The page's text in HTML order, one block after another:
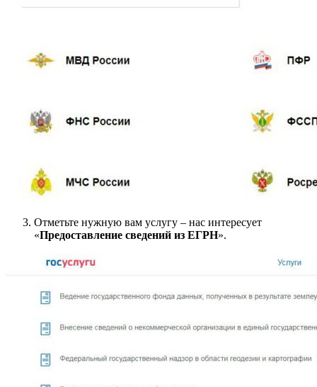
Отметьте нужную вам услугу – нас интересует
«Предоставление сведений из ЕГРН».